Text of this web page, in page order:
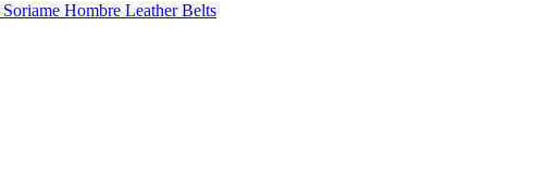
Soriame Hombre Leather Belts